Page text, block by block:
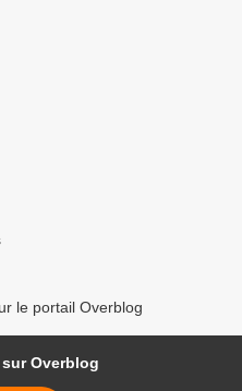
le portail Overblog
Overblog